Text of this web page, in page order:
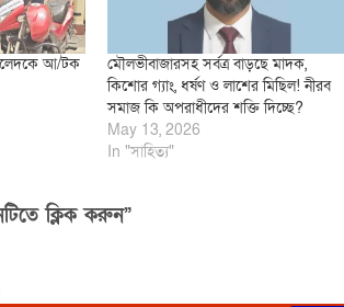
আ/টক
মৌলভীবাজারসহ সর্বত্র বাড়ছে মাদক,
কিশোর গ্যাং, ধর্ষণ ও লাশের মিছিল! নীরব
সমাজ কি অপরাধীদের শক্তি দিচ্ছে?
May 13, 2026
In "সাহিত্য"
ক্লিক করুন”